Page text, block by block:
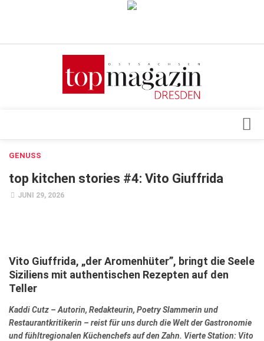
Verkaufsstellen
Mediadaten
Architektur & Design
Events
Genuss
Gesellschaft
Kunst & Kultur
Ausflug & Reise
GENUSS
top kitchen stories #4: Vito Giuffrida
JUNI 29, 2026
Vito Giuffrida, „der Aromenhüter”, bringt die Seele
Siziliens mit authentischen Rezepten auf den
Teller
Kaddi Cutz – Autorin, Redakteurin, Poetry Slammerin und
Restaurantkritikerin – reist für uns durch die Welt der Gastronomie
und fühltregionalen Küchenchefs auf den Zahn. Vierte Station: Vito